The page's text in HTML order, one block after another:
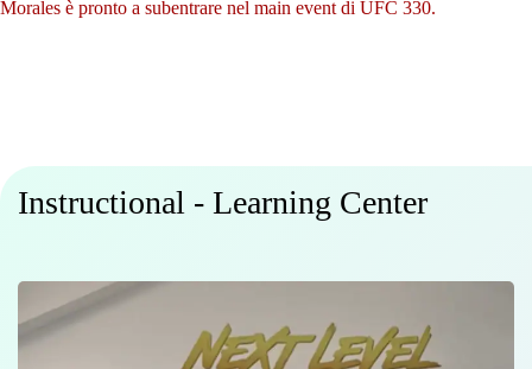
Morales è pronto a subentrare nel main event di UFC 330.
Instructional - Learning Center